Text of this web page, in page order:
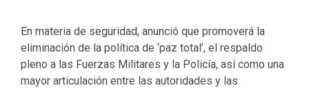
En materia de seguridad, anunció que promoverá la
eliminación de la política de ‘paz total’, el respaldo
pleno a las Fuerzas Militares y la Policía, así como una
mayor articulación entre las autoridades y las